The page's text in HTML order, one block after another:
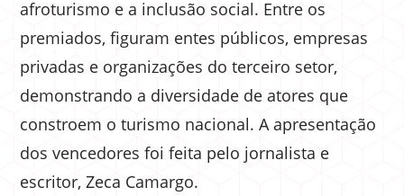
afroturismo e a inclusão social. Entre os
premiados, figuram entes públicos, empresas
privadas e organizações do terceiro setor,
demonstrando a diversidade de atores que
constroem o turismo nacional. A apresentação
dos vencedores foi feita pelo jornalista e
escritor, Zeca Camargo.